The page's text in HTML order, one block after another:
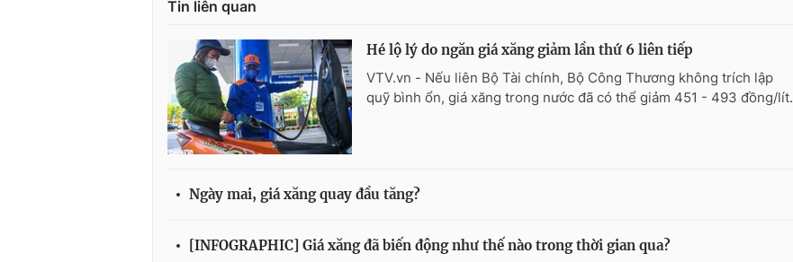
Tin liên quan
Hé lộ lý do ngăn giá xăng giảm lần thứ 6 liên tiếp
VTV.vn - Nếu liên Bộ Tài chính, Bộ Công Thương không trích lập
quỹ bình ổn, giá xăng trong nước đã có thể giảm 451 - 493 đồng/lít.
Ngày mai, giá xăng quay đầu tăng?
[INFOGRAPHIC] Giá xăng đã biến động như thế nào trong thời gian qua?